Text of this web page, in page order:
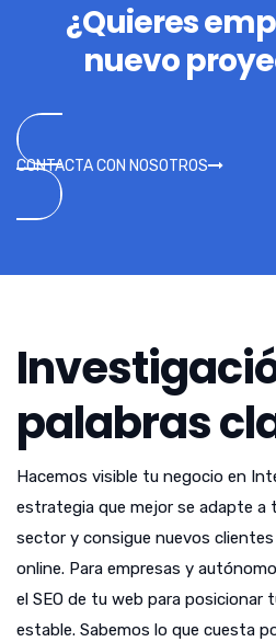
¿Quieres
nuevo
CONTACTA CON NOSOTROS
palabras
Hacemos visible tu negocio en
estrategia que mejor se adapte a
sector y consigue nuevos
online. Para empresas y
el SEO de tu web para posicionar
estable. Sabemos lo que cuesta